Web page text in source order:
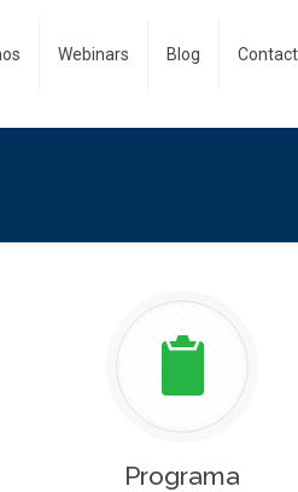
Webinars Blog
Programa